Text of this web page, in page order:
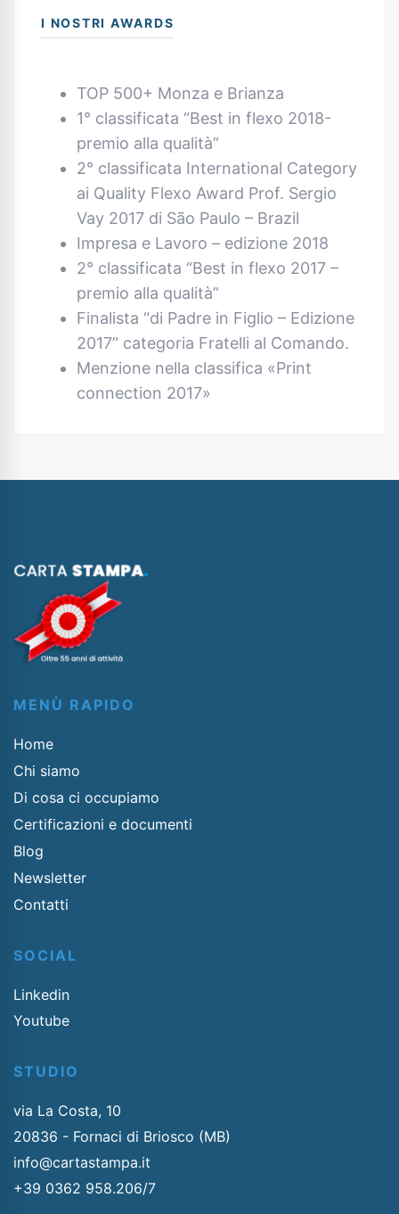
I NOSTRI AWARDS
TOP 500+ Monza e Brianza
1° classificata “Best in flexo 2018-
premio alla qualità”
2° classificata International Category
ai Quality Flexo Award Prof. Sergio
Vay 2017 di São Paulo – Brazil
Impresa e Lavoro – edizione 2018
2° classificata “Best in flexo 2017 –
premio alla qualità”
Finalista “di Padre in Figlio – Edizione
2017” categoria Fratelli al Comando.
Menzione nella classifica «Print
connection 2017»
MENÙ RAPIDO
Home
Chi siamo
Di cosa ci occupiamo
Certificazioni e documenti
Blog
Newsletter
Contatti
SOCIAL
Linkedin
Youtube
STUDIO
via La Costa, 10
20836 - Fornaci di Briosco (MB)
info@cartastampa.it
+39 0362 958.206/7